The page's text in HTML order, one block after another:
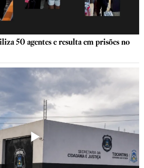
50 agentes e resulta em prisões no